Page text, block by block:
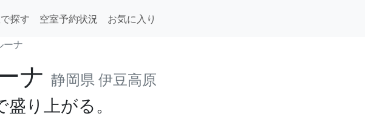
探す 空室予約状況
お気に入り
ーナ
ナ 静岡県 伊豆高原
り上がる。